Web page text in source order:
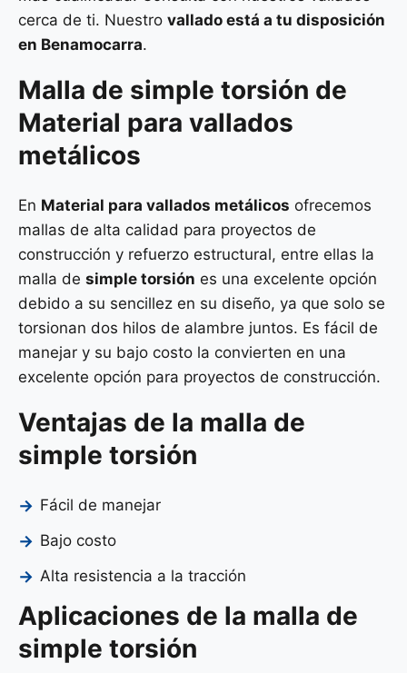
cerca de ti. Nuestro vallado está a tu disposición
en Benamocarra.
Malla de simple torsión de
Material para vallados
metálicos
En Material para vallados metálicos ofrecemos
mallas de alta calidad para proyectos de
construcción y refuerzo estructural, entre ellas la
malla de simple torsión es una excelente opción
debido a su sencillez en su diseño, ya que solo se
torsionan dos hilos de alambre juntos. Es fácil de
manejar y su bajo costo la convierten en una
excelente opción para proyectos de construcción.
Ventajas de la malla de
simple torsión
Fácil de manejar
Bajo costo
Alta resistencia a la tracción
Aplicaciones de la malla de
simple torsión